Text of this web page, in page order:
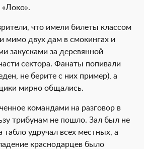
что имели билеты классом
мимо двух дам в смокингах и
закусками за деревянной
сектора. Фанаты попивали
не берите с них пример), а
мирно общались.
командами на разговор в
трибунам не пошло. Зал был не
табло удручал всех местных, а
краснодарцев было